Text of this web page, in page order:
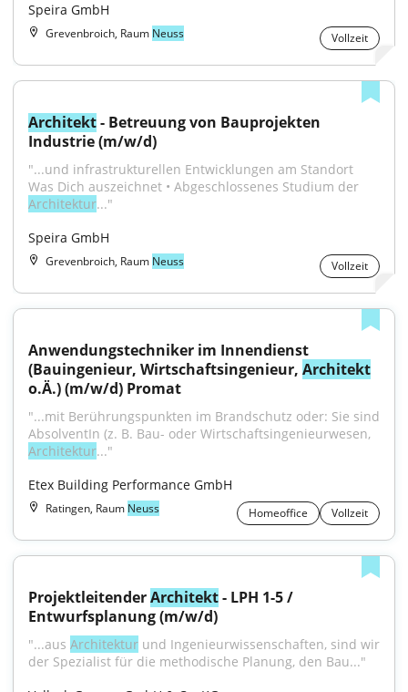
Speira GmbH
Grevenbroich, Raum Neuss Vollzeit
Architekt - Betreuung von Bauprojekten
Industrie (m/w/d)
"...und infrastrukturellen Entwicklungen am Standort
Architektur..."
Speira GmbH
Grevenbroich, Raum Neuss Vollzeit
Anwendungstechniker im Innendienst
(Bauingenieur, Wirtschaftsingenieur, Architekt
o.Ä.) (m/w/d) Promat
"...mit Berührungspunkten im Brandschutz oder: Sie sind
Architektur..."
Etex Building Performance GmbH
Ratingen, Raum Neuss Homeoffice Vollzeit
Projektleitender Architekt - LPH 1-5 /
Entwurfsplanung (m/w/d)
"...aus Architektur und Ingenieurwissenschaften, sind wir
der Spezialist für die methodische Planung, den Bau..."